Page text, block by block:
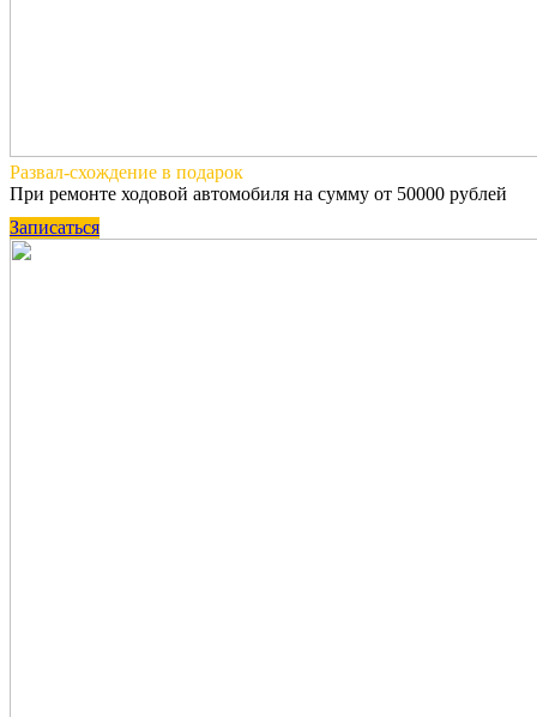
Развал-схождение в подарок
При ремонте ходовой автомобиля на сумму от 50000 рублей
Записаться